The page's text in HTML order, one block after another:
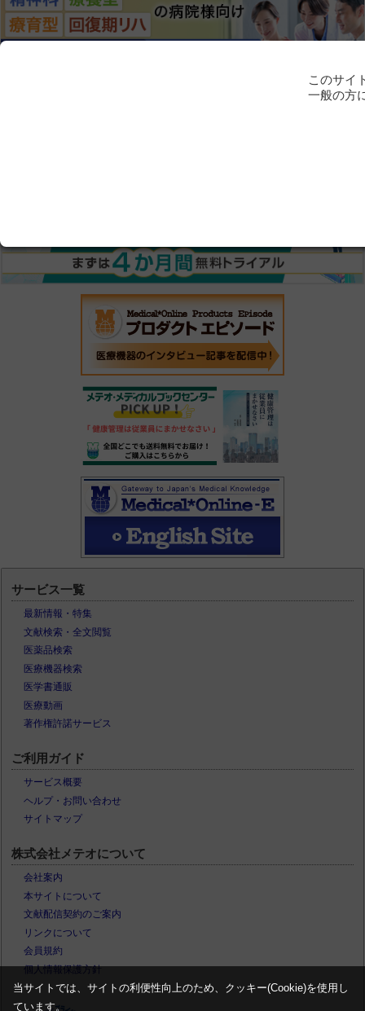
サービス一覧
最新情報・特集
文献検索・全文閲覧
医薬品検索
医療機器検索
医学書通販
医療動画
著作権許諾サービス
ご利用ガイド
サービス概要
ヘルプ・お問い合わせ
サイトマップ
株式会社メテオについて
会社案内
本サイトについて
文献配信契約のご案内
リンクについて
会員規約
個人情報保護方針
このサイ
一般の方
当サイトでは、サイトの利便性向上のため、クッキー(Cookie)を使用し
ています。